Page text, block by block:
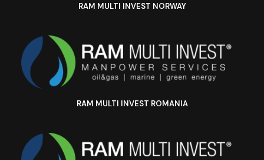
RAM MULTI INVEST NORWAY
RAM MULTI INVEST ROMANIA